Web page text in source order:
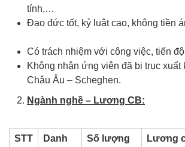
tính,…
Đạo đức tốt, kỷ luật cao, không tiền
Có trách nhiệm với công việc, tiến
Không nhận ứng viên đã bị trục
Châu Âu – Scheghen.
Ngành nghề – Lương CB:
STT
Danh
Số lượng
Lương